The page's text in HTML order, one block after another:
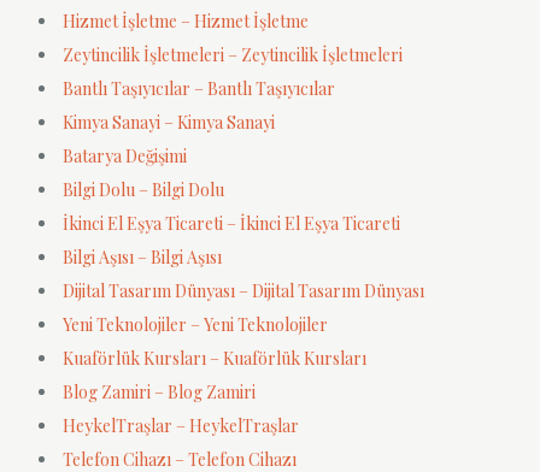
Hizmet İşletme – Hizmet İşletme
Zeytincilik İşletmeleri – Zeytincilik İşletmeleri
Bantlı Taşıyıcılar – Bantlı Taşıyıcılar
Kimya Sanayi – Kimya Sanayi
Batarya Değişimi
Bilgi Dolu – Bilgi Dolu
İkinci El Eşya Ticareti – İkinci El Eşya Ticareti
Bilgi Aşısı – Bilgi Aşısı
Dijital Tasarım Dünyası – Dijital Tasarım Dünyası
Yeni Teknolojiler – Yeni Teknolojiler
Kuaförlük Kursları – Kuaförlük Kursları
Blog Zamiri – Blog Zamiri
HeykelTraşlar – HeykelTraşlar
Telefon Cihazı – Telefon Cihazı